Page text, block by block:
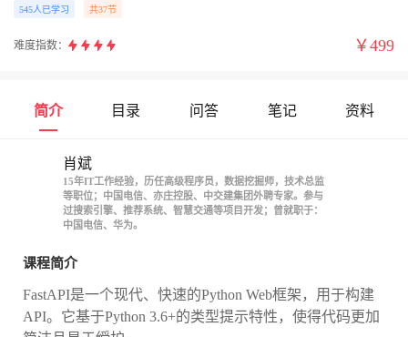
545人已学习 共37节
难度指数： ￥499
简介 目录 问答 笔记 资料
肖斌
15年IT工作经验，历任高级程序员，数据挖掘师，技术总监
等职位；中国电信、亦庄控股、中交建集团外聘专家。参与
过搜索引擎、推荐系统、智慧交通等项目开发；曾就职于：
中国电信、华为。
课程简介
FastAPI是一个现代、快速的Python Web框架，用于构建
API。它基于Python 3.6+的类型提示特性，使得代码更加